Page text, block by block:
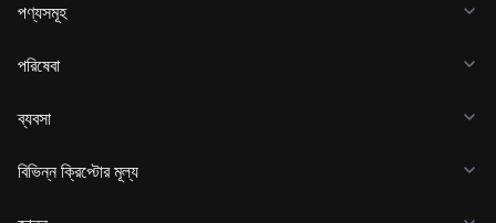
পণ্যসমূহ
পরিষেবা
ব্যবসা
বিভিন্ন ক্রিপ্টোর মূল্য